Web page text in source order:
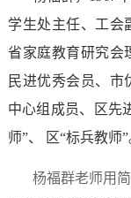
学生处主任、工会
省家庭教育研究会
民进优秀会员、市
中心组成员、区先
师”、 区“标兵教师”
杨福群老师用